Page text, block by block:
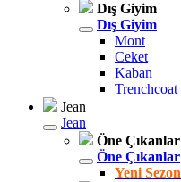
Dış Giyim
Dış Giyim
Mont
Ceket
Kaban
Trenchcoat
Jean
Jean
Öne Çıkanlar
Öne Çıkanlar
Yeni Sezon